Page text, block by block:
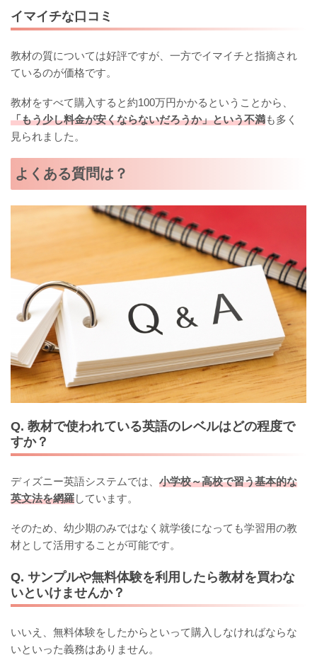
イマイチな口コミ
教材の質については好評ですが、一方でイマイチと指摘され
ているのが価格です。
教材をすべて購入すると約100万円かかるということから、
「もう少し料金が安くならないだろうか」という不満も多く
見られました。
よくある質問は？
Q. 教材で使われている英語のレベルはどの程度で
すか？
ディズニー英語システムでは、 小学校～高校で習う基本的な
英文法を網羅しています。
そのため、幼少期のみではなく就学後になっても学習用の教
材として活用することが可能です。
Q. サンプルや無料体験を利用したら教材を買わな
いといけませんか？
いいえ、無料体験をしたからといって購入しなければならな
いといった義務はありません。